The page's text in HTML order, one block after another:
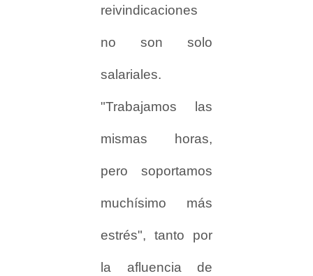
reivindicaciones
no son solo
salariales.
"Trabajamos las
mismas horas,
pero soportamos
muchísimo más
estrés", tanto por
la afluencia de